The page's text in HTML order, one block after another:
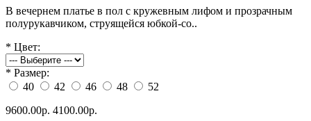
В вечернем платье в пол с кружевным лифом и прозрачным
полурукавчиком, струящейся юбкой-со..
* Цвет:
* Размер:
40
42 46 48
52
9600.00р. 4100.00р.